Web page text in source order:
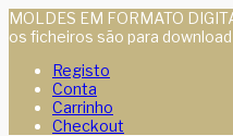
MOLDES EM FORMATO
os ficheiros são para
Registo
Conta
Carrinho
Checkout